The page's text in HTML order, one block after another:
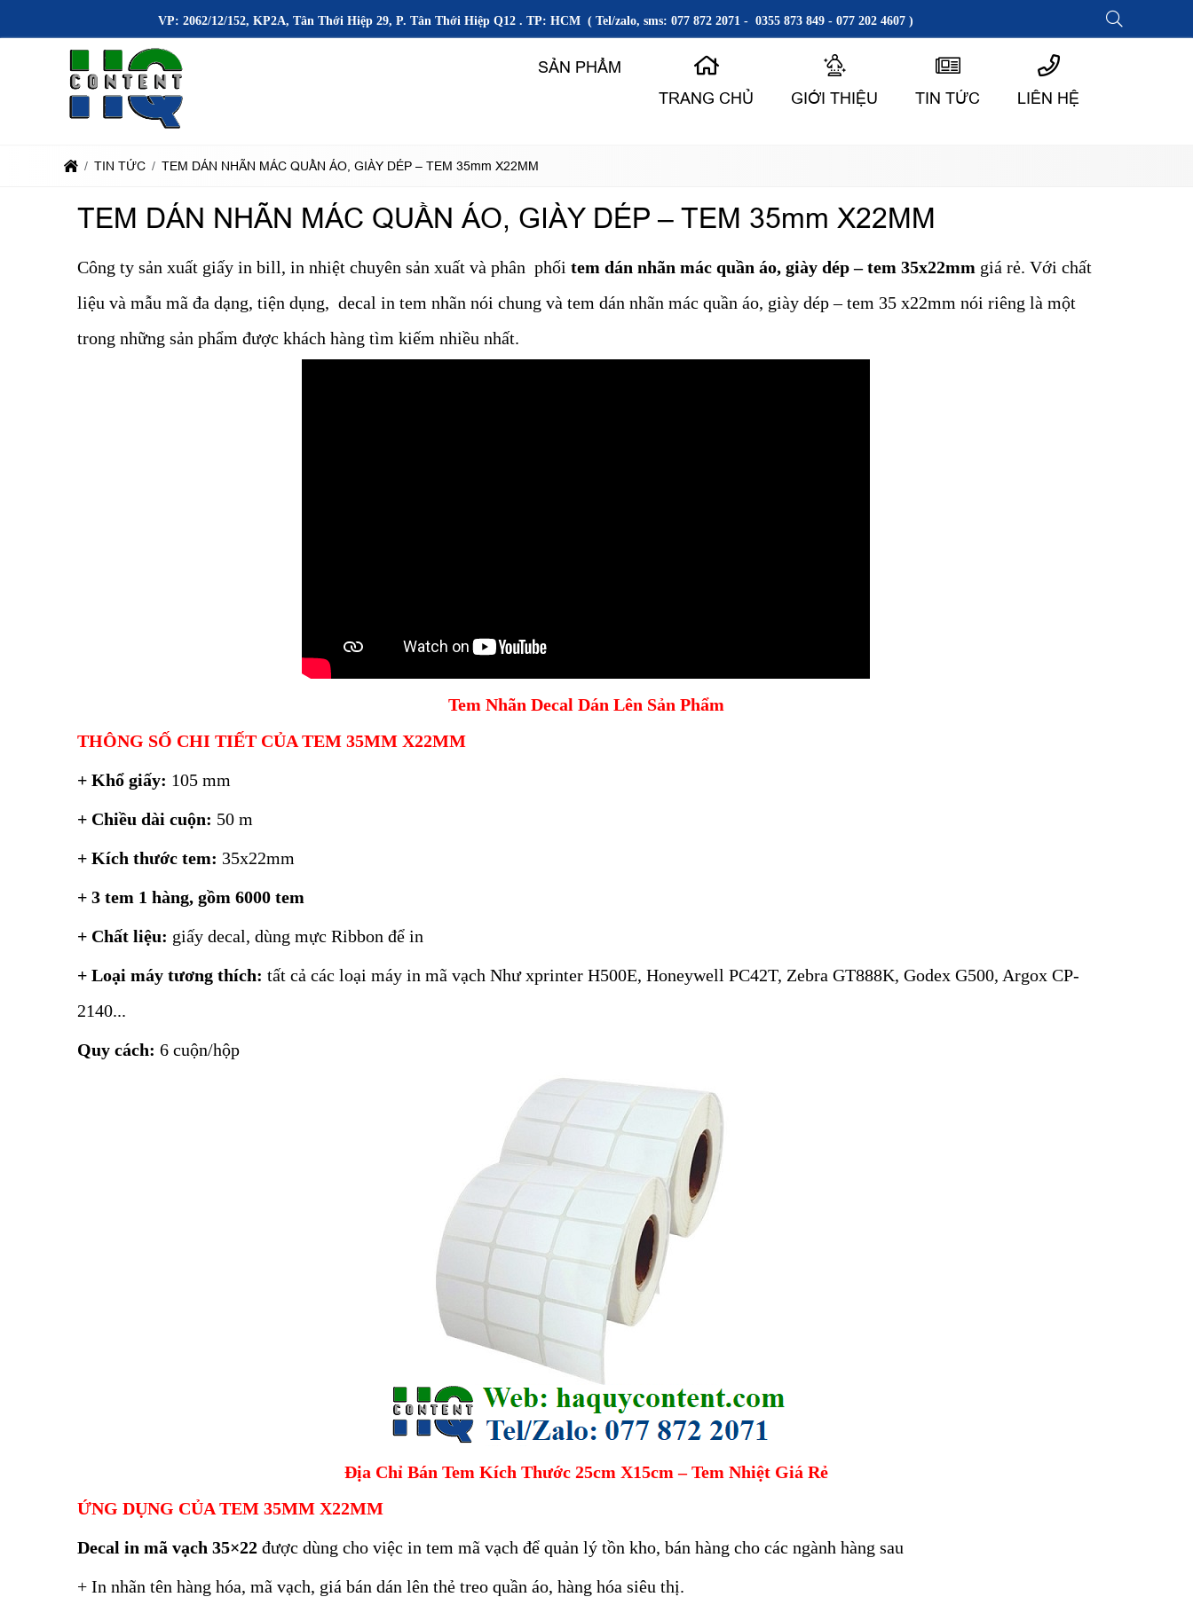
VP: 2062/12/152, KP2A, Tân Thới Hiệp 29, P. Tân Thới Hiệp Q12 . TP: HCM ( Tel/zalo, sms: 077 872 2071 - 0355 873 849 - 077 202 4607 )
SẢN PHẨM
TRANG CHỦ
GIỚI THIỆU TIN TỨC LIÊN HỆ
TIN TỨC TEM DÁN NHÃN MÁC QUẦN ÁO, GIÀY DÉP – TEM 35mm X22MM
TEM DÁN NHÃN MÁC QUẦN ÁO, GIÀY DÉP – TEM 35mm X22MM
Công ty sản xuất giấy in bill, in nhiệt chuyên sản xuất và phân phối tem dán nhãn mác quần áo, giày dép – tem 35x22mm giá rẻ. Với chất
liệu và mẫu mã đa dạng, tiện dụng, decal in tem nhãn nói chung và tem dán nhãn mác quần áo, giày dép – tem 35 x22mm nói riêng là một
trong những sản phẩm được khách hàng tìm kiếm nhiều nhất.
Tem Nhãn Decal Dán Lên Sản Phẩm
THÔNG SỐ CHI TIẾT CỦA TEM 35MM X22MM
+ Khổ giấy: 105 mm
+ Chiều dài cuộn: 50 m
+ Kích thước tem: 35x22mm
+ 3 tem 1 hàng, gồm 6000 tem
+ Chất liệu: giấy decal, dùng mực Ribbon để in
+ Loại máy tương thích: tất cả các loại máy in mã vạch Như xprinter H500E, Honeywell PC42T, Zebra GT888K, Godex G500, Argox CP-
2140...
Quy cách: 6 cuộn/hộp
Địa Chỉ Bán Tem Kích Thước 25cm X15cm – Tem Nhiệt Giá Rẻ
ỨNG DỤNG CỦA TEM 35MM X22MM
Decal in mã vạch 35×22 được dùng cho việc in tem mã vạch để quản lý tồn kho, bán hàng cho các ngành hàng sau
+ In nhãn tên hàng hóa, mã vạch, giá bán dán lên thẻ treo quần áo, hàng hóa siêu thị.